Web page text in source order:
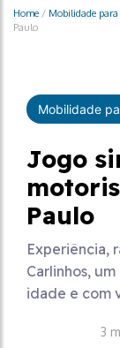
Home / Mobilidade para
Paulo
Mobilidade
Jogo
Paulo
Experiência,
Carlinhos,
idade e com
3